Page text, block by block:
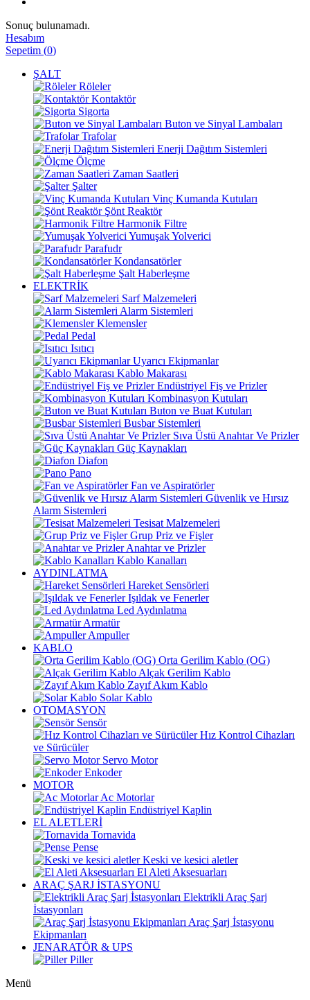
Sonuç bulunamadı.
Hesabım
Sepetim (0)
ŞALT
Röleler
Kontaktör
Sigorta
Buton ve Sinyal Lambaları
Trafolar
Enerji Dağıtım Sistemleri
Ölçme
Zaman Saatleri
Şalter
Vinç Kumanda Kutuları
Şönt Reaktör
Harmonik Filtre
Yumuşak Yolverici
Parafudr
Kondansatörler
Şalt Haberleşme
ELEKTRİK
Sarf Malzemeleri
Alarm Sistemleri
Klemensler
Pedal
Isıtıcı
Uyarıcı Ekipmanlar
Kablo Makarası
Endüstriyel Fiş ve Prizler
Kombinasyon Kutuları
Buton ve Buat Kutuları
Busbar Sistemleri
Sıva Üstü Anahtar Ve Prizler
Güç Kaynakları
Diafon
Pano
Fan ve Aspiratörler
Güvenlik ve Hırsız
Alarm Sistemleri
Tesisat Malzemeleri
Grup Priz ve Fişler
Anahtar ve Prizler
Kablo Kanalları
AYDINLATMA
Hareket Sensörleri
Işıldak ve Fenerler
Led Aydınlatma
Armatür
Ampuller
KABLO
Orta Gerilim Kablo (OG)
Alçak Gerilim Kablo
Zayıf Akım Kablo
Solar Kablo
OTOMASYON
Sensör
Hız Kontrol Cihazları
ve Sürücüler
Servo Motor
Enkoder
MOTOR
Ac Motorlar
Endüstriyel Kaplin
EL ALETLERİ
Tornavida
Pense
Keski ve kesici aletler
El Aleti Aksesuarları
ARAÇ ŞARJ İSTASYONU
Elektrikli Araç Şarj
İstasyonları
Araç Şarj İstasyonu
Ekipmanları
JENARATÖR & UPS
Piller
Menü